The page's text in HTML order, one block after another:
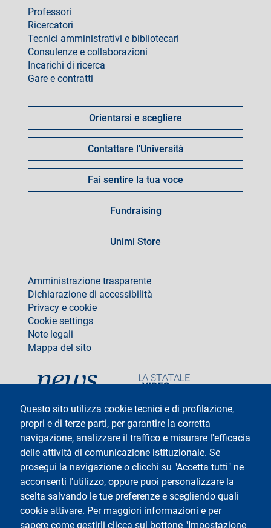
Questo sito utilizza cookie tecnici e di profilazione,
propri e di terze parti, per garantire la corretta
navigazione, analizzare il traffico e misurare l'efficacia
delle attività di comunicazione istituzionale. Se
prosegui la navigazione o clicchi su "Accetta tutti" ne
acconsenti l'utilizzo, oppure puoi personalizzare la
scelta salvando le tue preferenze e scegliendo quali
cookie attivare. Per maggiori informazioni e per
sapere come gestirli clicca sul bottone "Impostazione
Professori
Ricercatori
Tecnici amministrativi e bibliotecari
Consulenze e collaborazioni
Incarichi di ricerca
Gare e contratti
fare
Orientarsi e scegliere
Contattare l'Università
Fai sentire la tua voce
Fundraising
Unimi Store
footer
Amministrazione trasparente
Dichiarazione di accessibilità
Privacy e cookie
Cookie settings
Note legali
Mappa del sito
Testo
Università degli Studi di Milano
Via Festa del Perdono 7 - 20122 Milano
Tel: +39 02 5032 5032
InformaStudenti
Posta Elettronica Certificata
C.F. 80012650158 - P.I. 03064870151
Codice LEI
social